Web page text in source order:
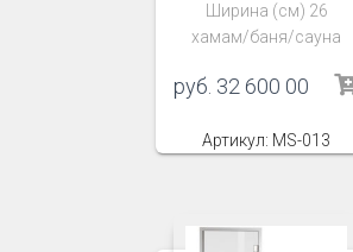
Ширина (см) 26
хамам/баня/сауна
руб. 32 600 00
Артикул: MS-013